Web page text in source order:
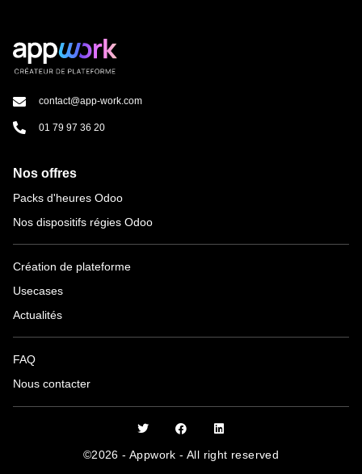
contact@app-work.com
01 79 97 36 20
Nos offres
Packs d'heures Odoo
Nos dispositifs régies Odoo
Création de plateforme
Usecases
Actualités
FAQ
Nous contacter
©2026 - Appwork - All right reserved